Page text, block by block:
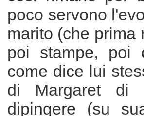
poco servono
marito (che prima
poi stampe, poi
come dice lui
di Margaret di
dipingere (su